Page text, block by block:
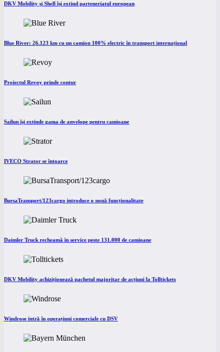
DKV Mobility și Shell își extind parteneriatul european
Blue River: 26.123 km cu un camion 100% electric în transport internațional
Proiectul Revoy prinde contur
Sailun își extinde gama de anvelope pentru camioane
IVECO Strator se întoarce
BursaTransport/123cargo introduce o nouă funcționalitate
Daimler Truck recheamă în service peste 131.000 de camioane
DKV Mobility achiziționează pachetul majoritar de acțiuni la Tolltickets
Windrose intră în operațiuni comerciale cu DSV